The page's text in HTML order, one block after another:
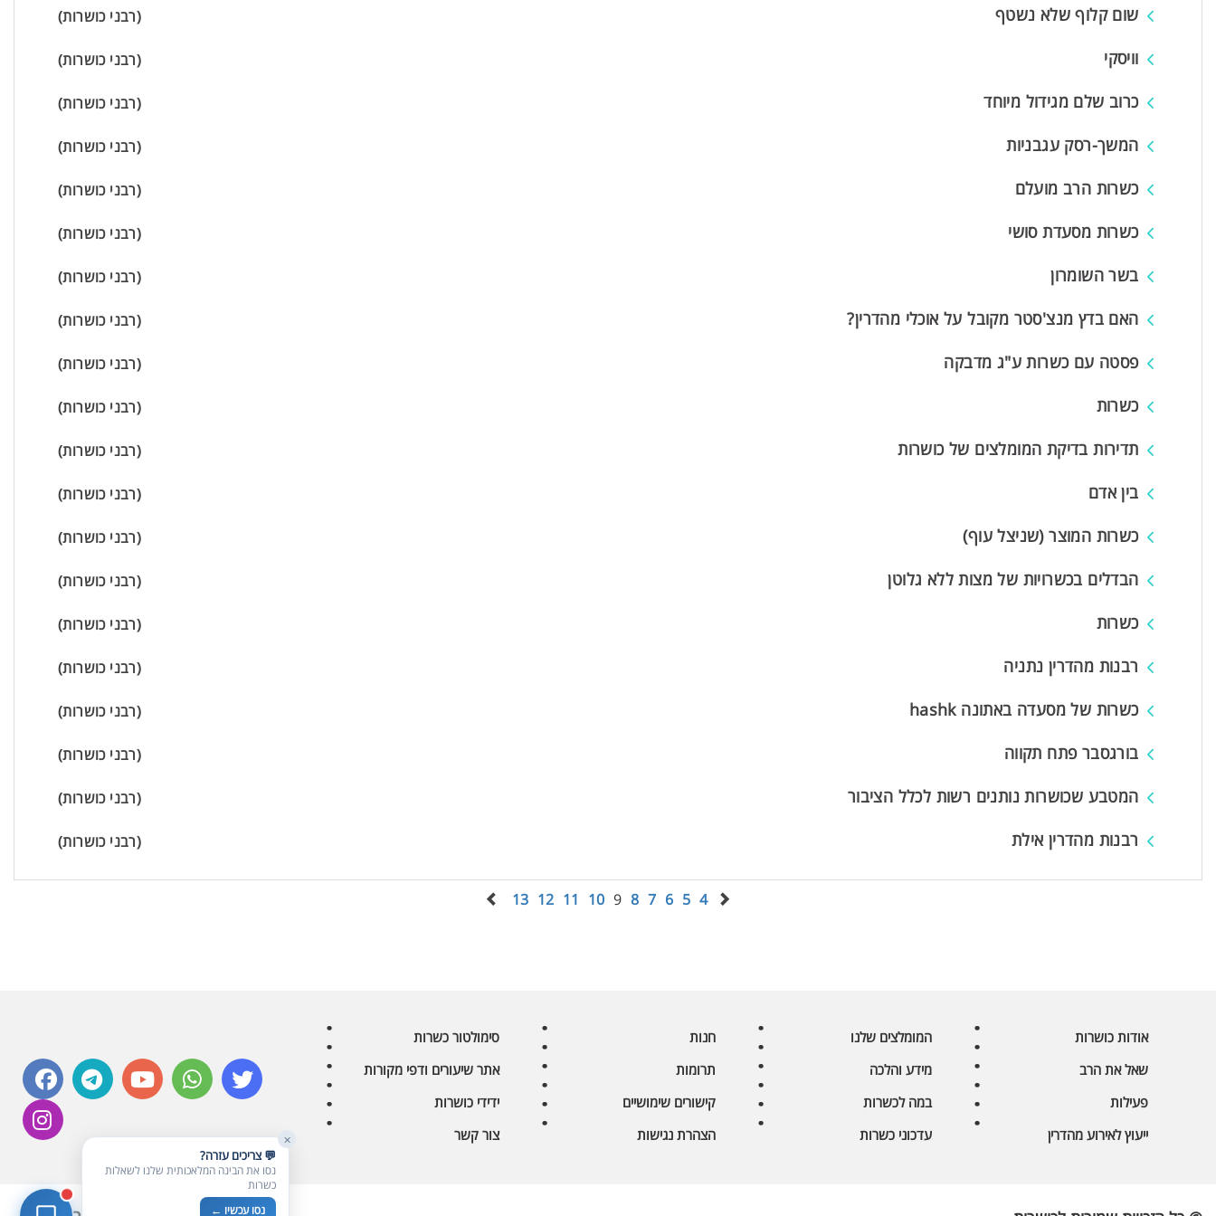
(רבני כושרות) שום קלוף שלא נשטף
(רבני כושרות) וויסקי
(רבני כושרות) כרוב שלם מגידול מיוחד
(רבני כושרות) המשך-רסק עגבניות
(רבני כושרות) כשרות הרב מועלם
(רבני כושרות) כשרות מסעדת סושי
(רבני כושרות) בשר השומרון
(רבני כושרות) האם בדץ מנצ'סטר מקובל על אוכלי מהדרין?
(רבני כושרות) פסטה עם כשרות ע"ג מדבקה
(רבני כושרות) כשרות
(רבני כושרות) תדירות בדיקת המומלצים של כושרות
(רבני כושרות) בין אדם
(רבני כושרות) כשרות המוצר (שניצל עוף)
(רבני כושרות) הבדלים בכשרויות של מצות ללא גלוטן
(רבני כושרות) כשרות
(רבני כושרות) רבנות מהדרין נתניה
(רבני כושרות) כשרות של מסעדה באתונה hashk
(רבני כושרות) בורגסבר פתח תקווה
(רבני כושרות) המטבע שכושרות נותנים רשות לכלל הציבור
(רבני כושרות) רבנות מהדרין אילת
4
5
6
7
8
9
10
11
12
13
אודות כושרות
שאל את הרב
פעילות
ייעוץ לאירוע מהדרין
המומלצים שלנו
מידע והלכה
במה לכשרות
עדכוני כשרות
חנות
תרומות
קישורים שימושיים
הצהרת נגישות
סימולטור כשרות
אתר שיעורים ודפי מקורות
ידידי כושרות
צור קשר
facebooktelegram youtubewhatsapp twitter
instagram
✕
💬 צריכים עזרה?
נסו את הבינה המלאכותית שלנו לשאלות
כשרות
נסו עכשיו ←